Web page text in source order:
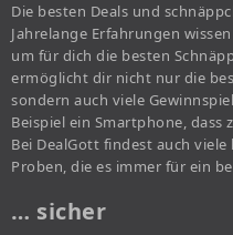
Die besten Deals und
Jahrelange Erfahrungen
um für dich die besten
ermöglicht dir nicht nur die
sondern auch viele
Beispiel ein Smartphone, dass
Bei DealGott findest auch
Proben, die es immer für ein
… sicher